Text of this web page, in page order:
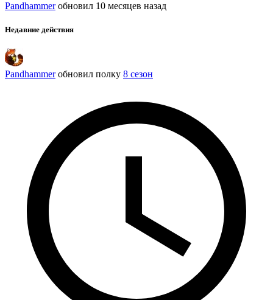
Pandhammerобновил 10 месяцев назад
Недавние действия
Pandhammerобновил полку 8 сезон